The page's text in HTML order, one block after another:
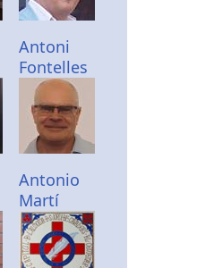
Antoni
Fontelles
Antonio
Martí